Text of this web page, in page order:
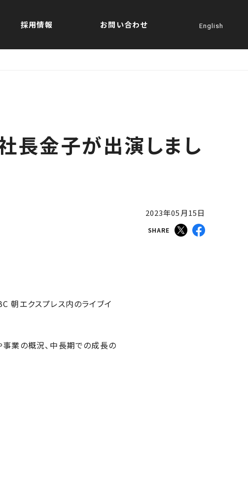
English
採用情報 お問い合わせ
長金子が出演しまし
2023年05月15日
SHARE
朝エクスプレス内のライブイ
業の概況、中長期での成長の